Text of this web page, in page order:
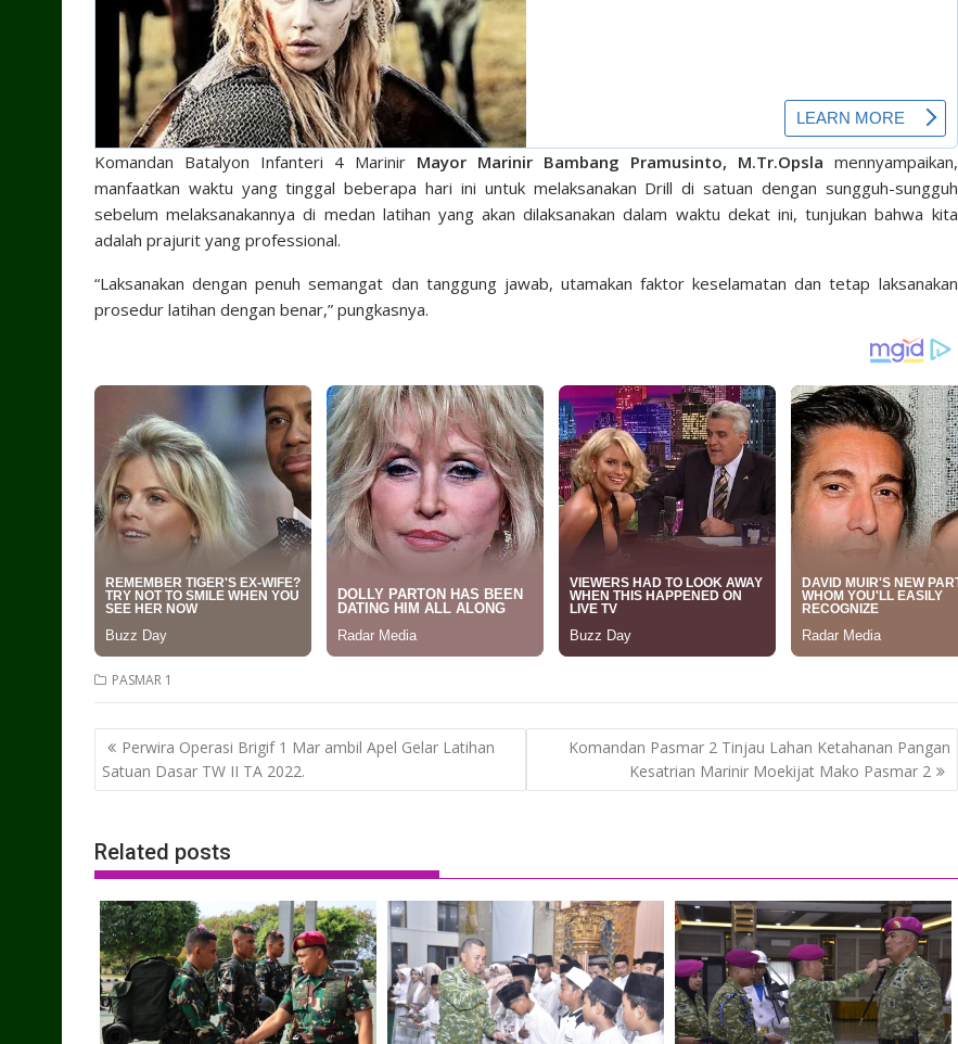
Komandan Batalyon Infanteri 4 Marinir Mayor Marinir Bambang Pramusinto, M.Tr.Opsla mennyampaikan,
manfaatkan waktu yang tinggal beberapa hari ini untuk melaksanakan Drill di satuan dengan sungguh-sungguh
sebelum melaksanakannya di medan latihan yang akan dilaksanakan dalam waktu dekat ini, tunjukan bahwa kita
adalah prajurit yang professional.
“Laksanakan dengan penuh semangat dan tanggung jawab, utamakan faktor keselamatan dan tetap laksanakan
prosedur latihan dengan benar,” pungkasnya.
PASMAR 1
Post
navigation
Perwira Operasi Brigif 1 Mar ambil Apel Gelar Latihan
Satuan Dasar TW II TA 2022.
Komandan Pasmar 2 Tinjau Lahan Ketahanan Pangan
Kesatrian Marinir Moekijat Mako Pasmar 2
Related posts